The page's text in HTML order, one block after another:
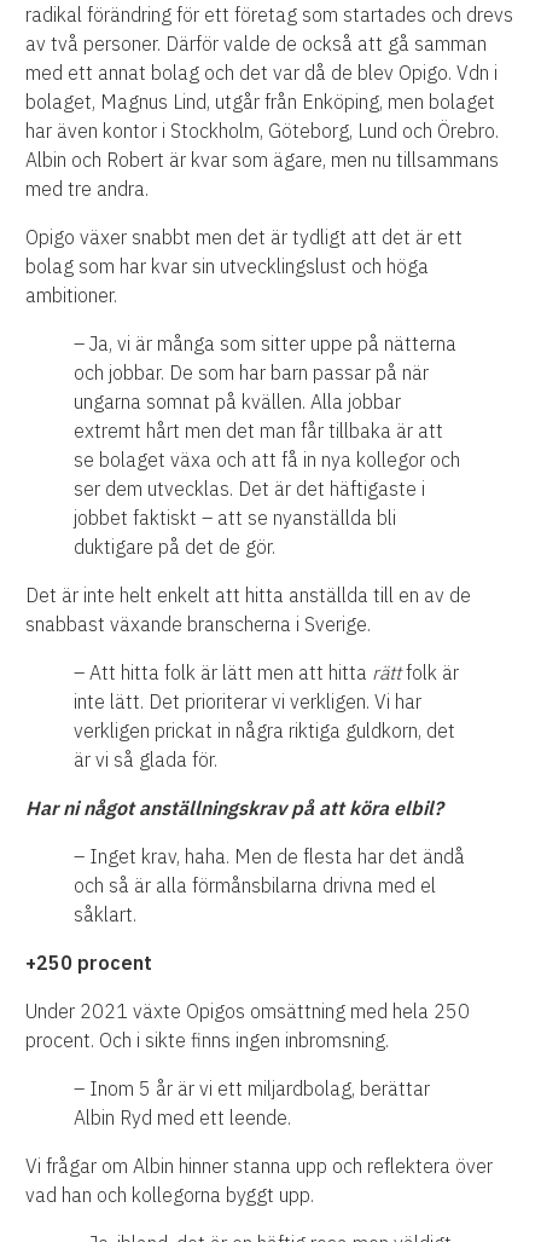
radikal förändring för ett företag som startades och drevs
av två personer. Därför valde de också att gå samman
med ett annat bolag och det var då de blev Opigo. Vdn i
bolaget, Magnus Lind, utgår från Enköping, men bolaget
har även kontor i Stockholm, Göteborg, Lund och Örebro.
Albin och Robert är kvar som ägare, men nu tillsammans
med tre andra.
Opigo växer snabbt men det är tydligt att det är ett
bolag som har kvar sin utvecklingslust och höga
ambitioner.
– Ja, vi är många som sitter uppe på nätterna
och jobbar. De som har barn passar på när
ungarna somnat på kvällen. Alla jobbar
extremt hårt men det man får tillbaka är att
se bolaget växa och att få in nya kollegor och
ser dem utvecklas. Det är det häftigaste i
jobbet faktiskt – att se nyanställda bli
duktigare på det de gör.
Det är inte helt enkelt att hitta anställda till en av de
snabbast växande branscherna i Sverige.
– Att hitta folk är lätt men att hitta rättfolk är
inte lätt. Det prioriterar vi verkligen. Vi har
verkligen prickat in några riktiga guldkorn, det
är vi så glada för.
Har ni något anställningskrav på att köra elbil?
– Inget krav, haha. Men de flesta har det ändå
och så är alla förmånsbilarna drivna med el
såklart.
+250 procent
Under 2021 växte Opigos omsättning med hela 250
procent. Och i sikte finns ingen inbromsning.
– Inom 5 år är vi ett miljardbolag, berättar
Albin Ryd med ett leende.
Vi frågar om Albin hinner stanna upp och reflektera över
vad han och kollegorna byggt upp.